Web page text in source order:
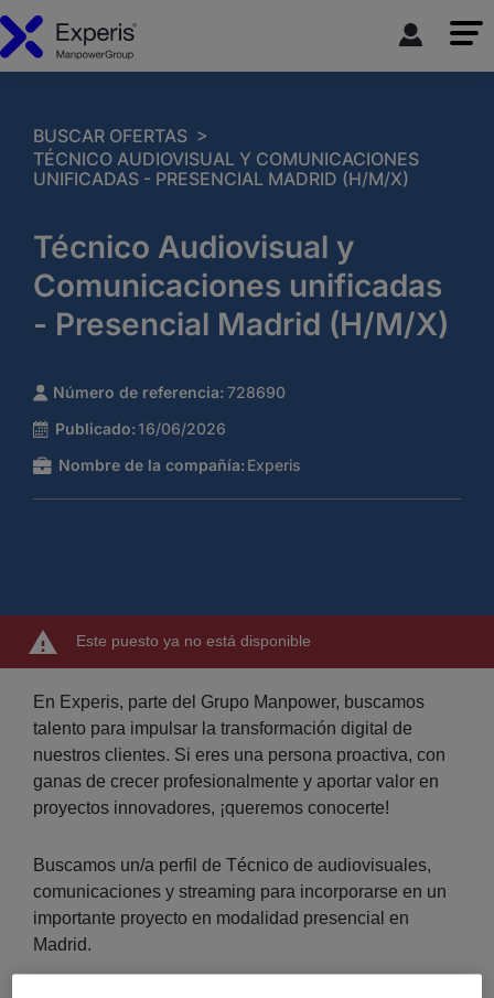
BUSCAR OFERTAS >
TÉCNICO AUDIOVISUAL Y COMUNICACIONES
UNIFICADAS - PRESENCIAL MADRID (H/M/X)
Técnico Audiovisual y
Comunicaciones unificadas
- Presencial Madrid (H/M/X)
Número de referencia: 728690
Publicado: 16/06/2026
Nombre de la compañía: Experis
Este puesto ya no está disponible
En Experis, parte del Grupo Manpower, buscamos
talento para impulsar la transformación digital de
nuestros clientes. Si eres una persona proactiva, con
ganas de crecer profesionalmente y aportar valor en
proyectos innovadores, ¡queremos conocerte!
Buscamos un/a perfil de Técnico de audiovisuales,
comunicaciones y streaming para incorporarse en un
importante proyecto en modalidad presencial en
Madrid.